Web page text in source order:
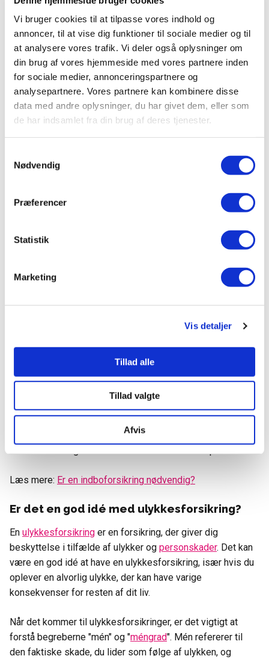
Vi bruger cookies til at tilpasse vores indhold og
annoncer, til at vise dig funktioner til sociale medier og til
at analysere vores trafik. Vi deler også oplysninger om
din brug af vores hjemmeside med vores partnere inden
for sociale medier, annonceringspartnere og
analysepartnere. Vores partnere kan kombinere disse
data med andre oplysninger, du har givet dem, eller som
de har indsamlet fra din brug af deres tjenester.
Nødvendig
Præferencer
Statistik
Marketing
Vis detaljer
Tillad alle
Tillad valgte
Afvis
forsikringsselskab , hvor du også har din ansvarsforsikring.
Det er dog vigtigt at bemærke, at forsikringsselskaberne
ikke er forpligtet til at tilbyde dig en kaskoforsikring, så det
er noget, du bør undersøge på forhånd.
Kan det betale sig at have en
indboforsikring og er den nødvendig?
er ikke klar over, at den inkluderer en ansvarsforsikring. Det
det er vigtigt for alle at have en indboforsikring. Selvom du
måske ikke mener, at du ejer værdifulde ejendele, bør du
brug for den dækning, som ansvarsforsikringen giver dig.
Ansvarsforsikringen, der er en del af indboforsikringen,
beskytter dig i tilfælde af skader på andre personer eller
forvolder skade på andre eller deres ejendele. I sådanne
tilfælde vil ansvarsforsikringen i din indboforsikring træde i
kraft og hjælpe med at dække de økonomiske
konsekvenser af sådanne skader.
Derfor er det afgørende at have en indboforsikring, da den
ikke kun beskytter dine egne ejendele mod risici som
brand, indbrud eller vandskader, men også giver dig
Læs mere: Er en indboforsikring nødvendig?
Er det en god idé med ulykkesforsikring?
En ulykkesforsikring er en forsikring, der giver dig
beskyttelse i tilfælde af ulykker og personskader. Det kan
være en god idé at have en ulykkesforsikring, især hvis du
oplever en alvorlig ulykke, der kan have varige
konsekvenser for resten af dit liv.
Når det kommer til ulykkesforsikringer, er det vigtigt at
forstå begreberne "mén" og "méngrad". Mén refererer til
den faktiske skade, du lider som følge af ulykken, og